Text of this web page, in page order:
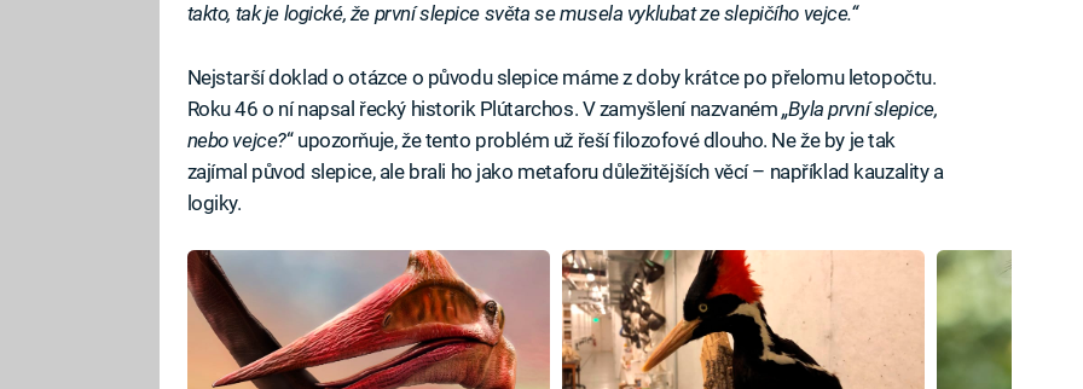
takto, tak je logické, že první slepice světa se musela vyklubat ze slepičího vejce.“
Nejstarší doklad o otázce o původu slepice máme z doby krátce po přelomu letopočtu.
Roku 46 o ní napsal řecký historik Plútarchos. V zamyšlení nazvaném „Byla první slepice,
nebo vejce?“ upozorňuje, že tento problém už řeší filozofové dlouho. Ne že by je tak
zajímal původ slepice, ale brali ho jako metaforu důležitějších věcí – například kauzality a
logiky.